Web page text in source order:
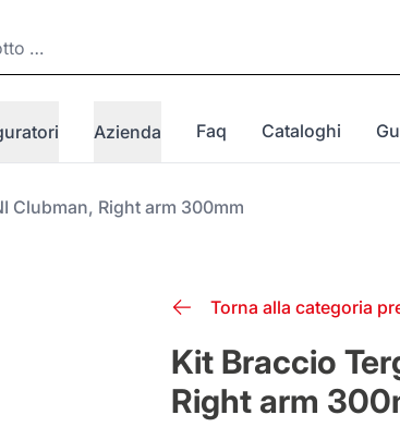
Azienda Faq Cataloghi
Clubman, Right arm 300mm
Torna alla categoria
Kit Braccio
Right arm